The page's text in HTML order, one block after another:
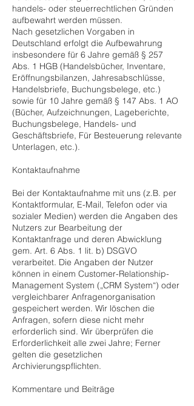
handels- oder steuerrechtlichen Gründen
aufbewahrt werden müssen.
Nach gesetzlichen Vorgaben in
Deutschland erfolgt die Aufbewahrung
insbesondere für 6 Jahre gemäß § 257
Abs. 1 HGB (Handelsbücher, Inventare,
Eröffnungsbilanzen, Jahresabschlüsse,
Handelsbriefe, Buchungsbelege, etc.)
sowie für 10 Jahre gemäß § 147 Abs. 1 AO
(Bücher, Aufzeichnungen, Lageberichte,
Buchungsbelege, Handels- und
Geschäftsbriefe, Für Besteuerung relevante
Unterlagen, etc.).
Kontaktaufnahme
Bei der Kontaktaufnahme mit uns (z.B. per
Kontaktformular, E-Mail, Telefon oder via
sozialer Medien) werden die Angaben des
Nutzers zur Bearbeitung der
Kontaktanfrage und deren Abwicklung
gem. Art. 6 Abs. 1 lit. b) DSGVO
verarbeitet. Die Angaben der Nutzer
können in einem Customer-Relationship-
Management System („CRM System“) oder
vergleichbarer Anfragenorganisation
gespeichert werden. Wir löschen die
Anfragen, sofern diese nicht mehr
erforderlich sind. Wir überprüfen die
Erforderlichkeit alle zwei Jahre; Ferner
gelten die gesetzlichen
Archivierungspflichten.
Kommentare und Beiträge